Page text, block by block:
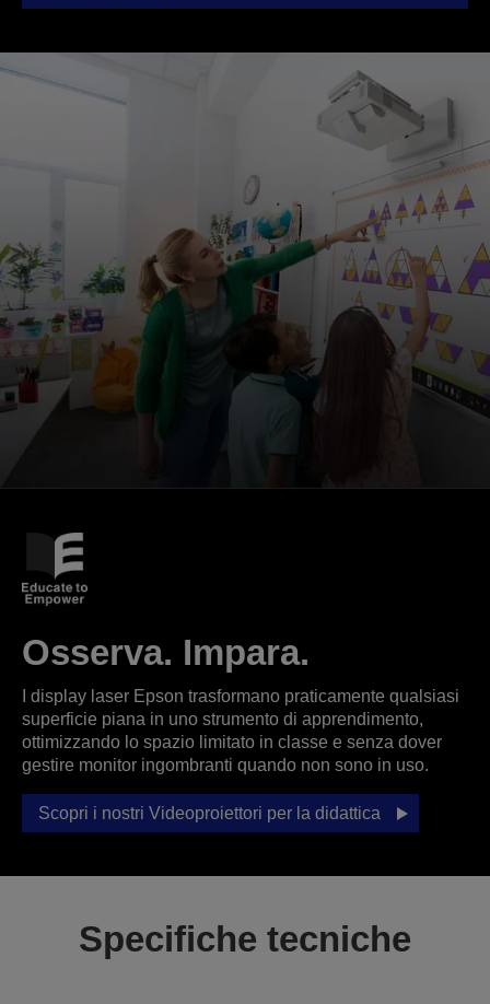
Osserva. Impara.
I display laser Epson trasformano praticamente qualsiasi
superficie piana in uno strumento di apprendimento,
ottimizzando lo spazio limitato in classe e senza dover
gestire monitor ingombranti quando non sono in uso.
Scopri i nostri Videoproiettori per la didattica
Specifiche tecniche